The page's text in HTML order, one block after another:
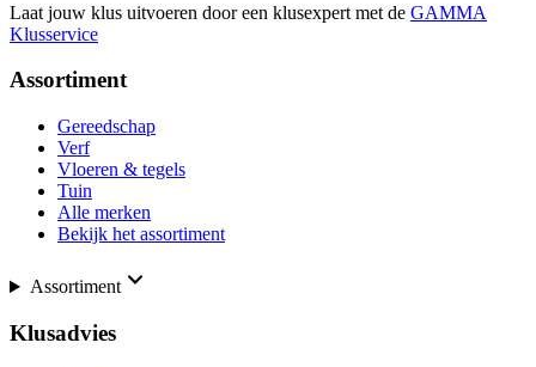
Laat jouw klus uitvoeren door een klusexpert met de GAMMA
Klusservice
Assortiment
Gereedschap
Verf
Vloeren & tegels
Tuin
Alle merken
Bekijk het assortiment
Assortiment
Klusadvies